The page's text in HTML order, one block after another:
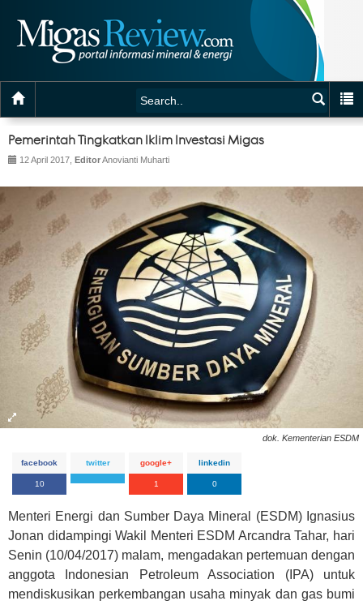
Pemerintah Tingkatkan Iklim Investasi Migas
12 April 2017, EditorAnovianti Muharti
dok. Kementerian ESDM
facebook
10
twitter google+
1
linkedin
0
Menteri Energi dan Sumber Daya Mineral (ESDM) Ignasius
Jonan didampingi Wakil Menteri ESDM Arcandra Tahar, hari
Senin (10/04/2017) malam, mengadakan pertemuan dengan
anggota Indonesian Petroleum Association (IPA) untuk
mendiskusikan perkembangan usaha minyak dan gas bumi